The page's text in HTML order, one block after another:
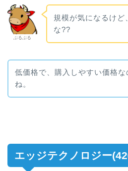
ぶるぶる
規模が気になるけ
な??
低価格で、購入しやすい価格な
ね。
エッジテクノロジー